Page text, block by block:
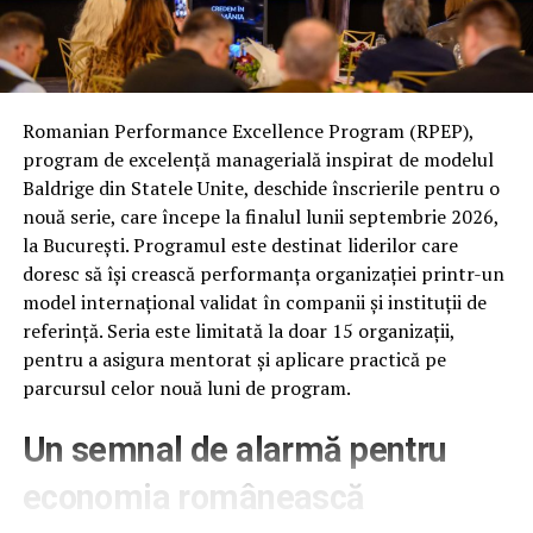
nimic nu te oprește ca din când în când să mai treci și
pragul unui salon de înfrumusețare, pentru un
tratament de specialitate pentru părul tău!
URMATORUL
Nu am văzut creșteri de preț foarte mari – Capital |
NU RATATI
Anunțul făcut în direct de Mihai Gâdea! Ce s-a întâmplat
cu Mircea Badea: „Avea nevoie” – Capital |
Gazeta Economică –gazetaeconomica.ro
Ziarul Companiilor –ziarulcompaniilor.ro
Fiecare dintre cele cinci publicații are propria structură
editorială și propriul unghi de abordare, dar toate
pornesc de la aceleași principii: informație documentată
pe surse oficiale, actualizată constant și orientată către
decizia de business. Conținutul este organizat pe
categorii precum Afaceri și companii, Antreprenoriat,
Economie și finanțe, Piețe și industrii, Marketing și
vânzări, Tehnologie și inovație, Carieră și dezvoltare.
Publicațiile sunt disponibile gratuit, fără paywall, și pot
fi accesate de pe orice dispozitiv. Cititorii pot urmări
asociate fiecărei publicații.
Rețeaua este operată de SEO Digital S.R.L., companie
Romanian Performance Excellence Program (RPEP),
program de excelență managerială inspirat de modelul
Baldrige din Statele Unite, deschide înscrierile pentru o
nouă serie, care începe la finalul lunii septembrie 2026,
la București. Programul este destinat liderilor care
doresc să își crească performanța organizației printr-un
model internațional validat în companii și instituții de
referință. Seria este limitată la doar 15 organizații,
pentru a asigura mentorat și aplicare practică pe
parcursul celor nouă luni de program.
Un semnal de alarmă pentru
economia românească